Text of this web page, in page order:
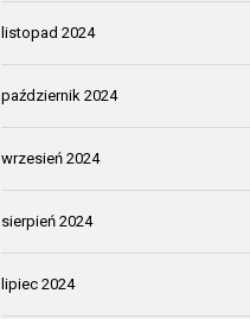
listopad 2024
październik 2024
wrzesień 2024
sierpień 2024
lipiec 2024